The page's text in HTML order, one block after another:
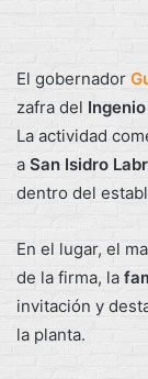
El gobernador
zafra del
La actividad
a San Isidro
dentro del
En el lugar, el
de la firma, la
invitación y
la planta.